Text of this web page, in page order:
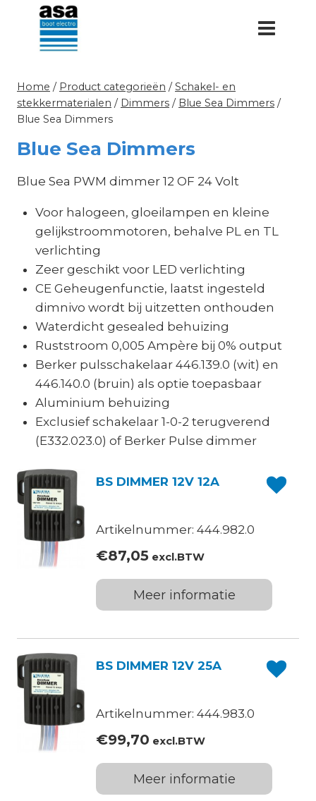
Doorgaan
inhoud
Home / Product categorieën / Schakel- en
stekkermaterialen / Dimmers / Blue Sea Dimmers /
Blue Sea Dimmers
Blue Sea Dimmers
Blue Sea PWM dimmer 12 OF 24 Volt
Voor halogeen, gloeilampen en kleine
gelijkstroommotoren, behalve PL en TL
verlichting
Zeer geschikt voor LED verlichting
CE Geheugenfunctie, laatst ingesteld
dimnivo wordt bij uitzetten onthouden
Waterdicht gesealed behuizing
Ruststroom 0,005 Ampère bij 0% output
Berker pulsschakelaar 446.139.0 (wit) en
446.140.0 (bruin) als optie toepasbaar
Aluminium behuizing
Exclusief schakelaar 1-0-2 terugverend
(E332.023.0) of Berker Pulse dimmer
BS DIMMER 12V 12A
Artikelnummer: 444.982.0
€87,05 excl.BTW
Meer informatie
BS DIMMER 12V 25A
Artikelnummer: 444.983.0
€99,70 excl.BTW
Meer informatie